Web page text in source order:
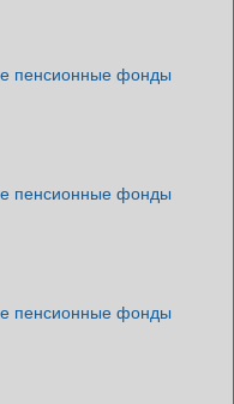
пенсионные фонды
пенсионные фонды
пенсионные фонды